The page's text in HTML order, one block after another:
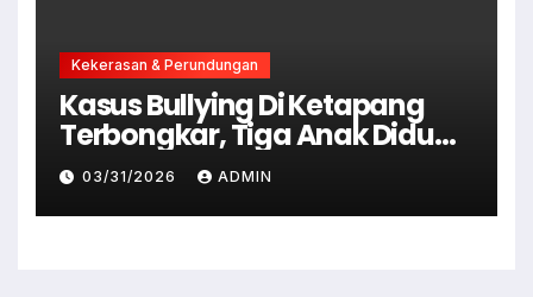
Kekerasan & Perundungan
Kasus Bullying Di Ketapang
Terbongkar, Tiga Anak Diduga
Terlibat Kini Jadi Tersangka
03/31/2026 ADMIN